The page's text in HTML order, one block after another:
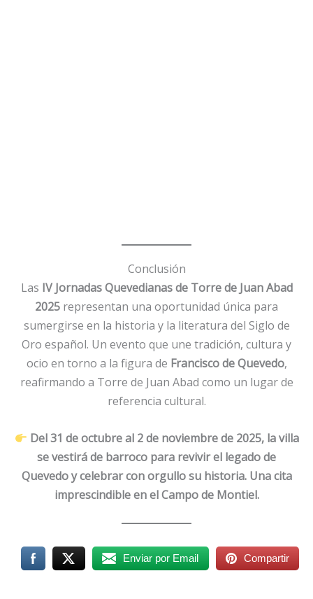
Conclusión
Las IV Jornadas Quevedianas de Torre de Juan Abad
2025 representan una oportunidad única para
sumergirse en la historia y la literatura del Siglo de
Oro español. Un evento que une tradición, cultura y
ocio en torno a la figura de Francisco de Quevedo,
reafirmando a Torre de Juan Abad como un lugar de
referencia cultural.
Del 31 de octubre al 2 de noviembre de 2025, la villa
se vestirá de barroco para revivir el legado de
Quevedo y celebrar con orgullo su historia. Una cita
imprescindible en el Campo de Montiel.
Enviar por Email Compartir